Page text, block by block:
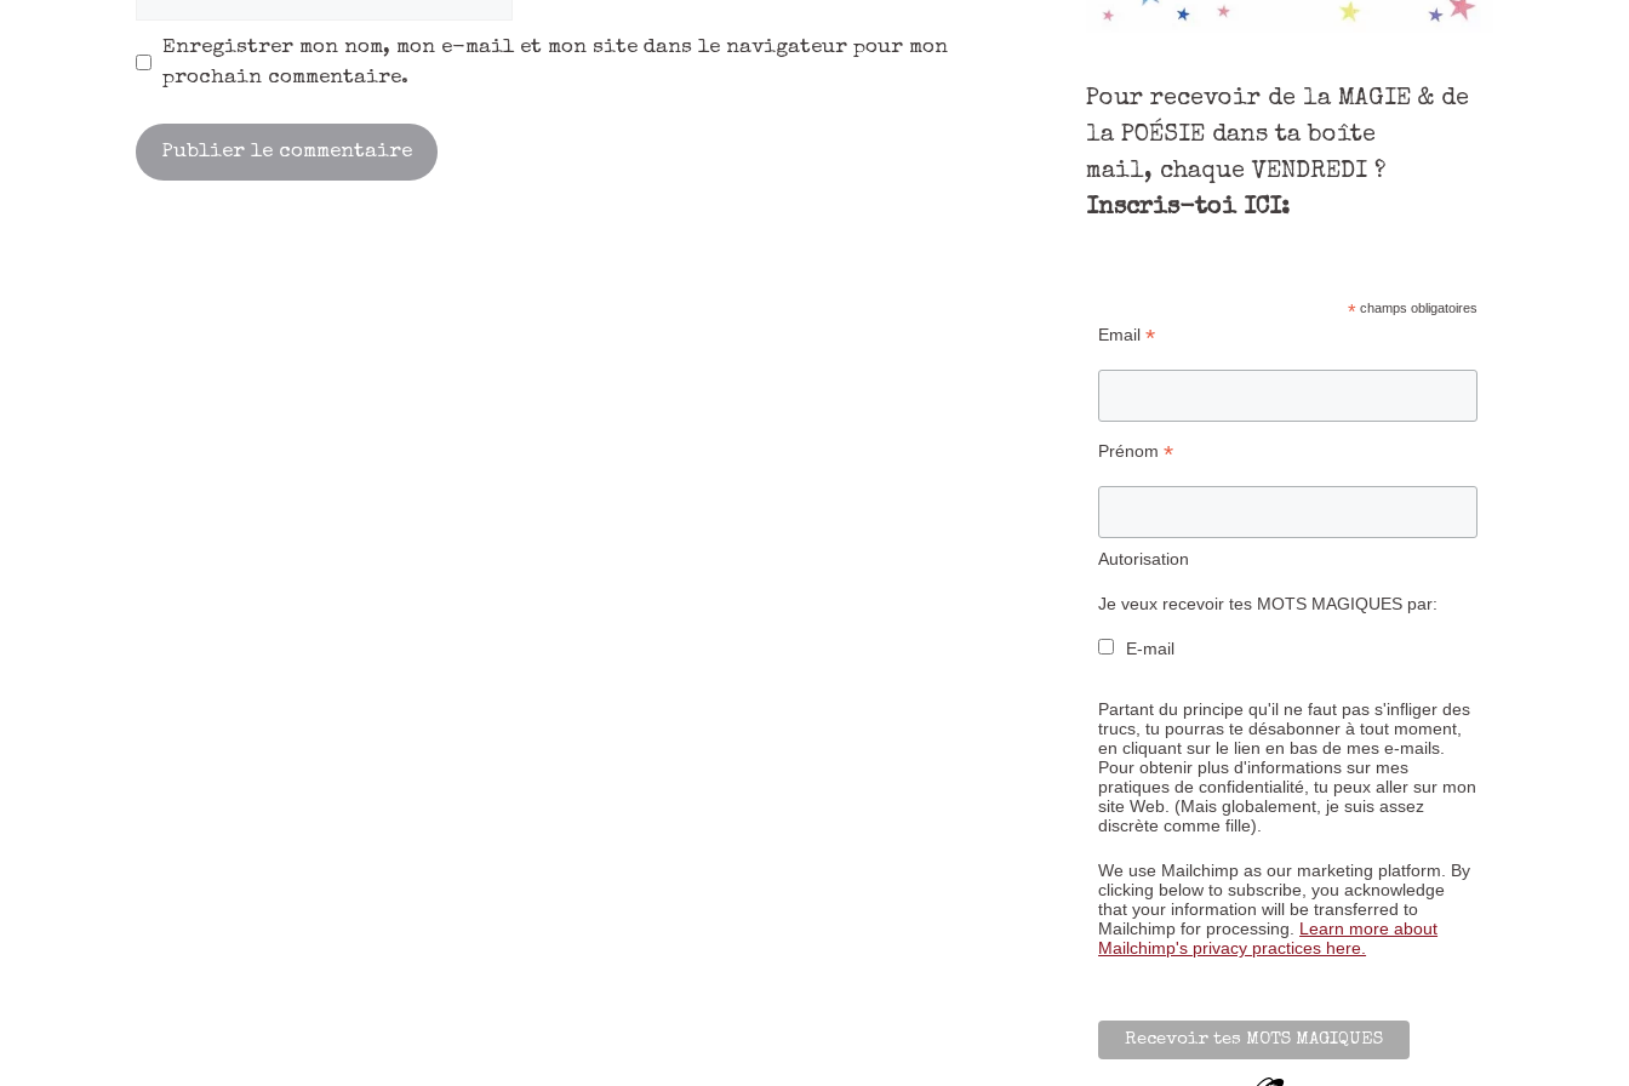
Enregistrer mon nom, mon e-mail et mon site dans le navigateur pour mon
prochain commentaire.
Pour recevoir de la MAGIE & de
la POÉSIE dans ta boîte
mail, chaque VENDREDI ?
Inscris-toi ICI:
*champs obligatoires
Email*
Prénom*
Autorisation
Je veux recevoir tes MOTS MAGIQUES par:
E-mail
Partant du principe qu'il ne faut pas s'infliger des
trucs, tu pourras te désabonner à tout moment,
en cliquant sur le lien en bas de mes e-mails.
Pour obtenir plus d'informations sur mes
pratiques de confidentialité, tu peux aller sur mon
site Web. (Mais globalement, je suis assez
discrète comme fille).
We use Mailchimp as our marketing platform. By
clicking below to subscribe, you acknowledge
that your information will be transferred to
Mailchimp for processing. Learn more about
Mailchimp's privacy practices here.